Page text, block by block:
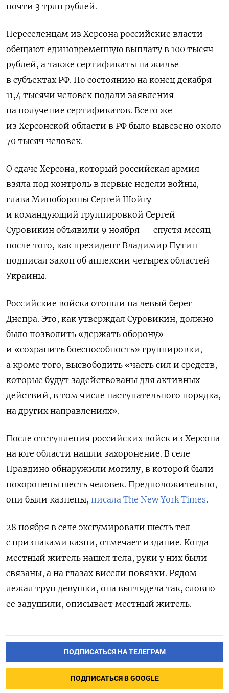
почти 3 трлн рублей.
Переселенцам из Херсона российские власти
обещают единовременную выплату в 100 тысяч
рублей, а также сертификаты на жилье
в субъектах РФ. По состоянию на конец декабря
11,4 тысячи человек подали заявления
на получение сертификатов. Всего же
из Херсонской области в РФ было вывезено около
70 тысяч человек.
О сдаче Херсона, который российская армия
взяла под контроль в первые недели войны,
глава Минобороны Сергей Шойгу
и командующий группировкой Сергей
Суровикин объявили 9 ноября — спустя месяц
после того, как президент Владимир Путин
подписал закон об аннексии четырех областей
Украины.
Российские войска отошли на левый берег
Днепра. Это, как утверждал Суровикин, должно
было позволить «держать оборону»
и «сохранить боеспособность» группировки,
а кроме того, высвободить «часть сил и средств,
которые будут задействованы для активных
действий, в том числе наступательного порядка,
на других направлениях».
После отступления российских войск из Херсона
на юге области нашли захоронение. В селе
Правдино обнаружили могилу, в которой были
похоронены шесть человек. Предположительно,
они были казнены, писала The New York Times.
28 ноября в селе эксгумировали шесть тел
с признаками казни, отмечает издание. Когда
местный житель нашел тела, руки у них были
связаны, а на глазах висели повязки. Рядом
лежал труп девушки, она выглядела так, словно
ее задушили, описывает местный житель.
ПОДПИСАТЬСЯ НА ТЕЛЕГРАМ
ПОДПИСАТЬСЯ В GOOGLE